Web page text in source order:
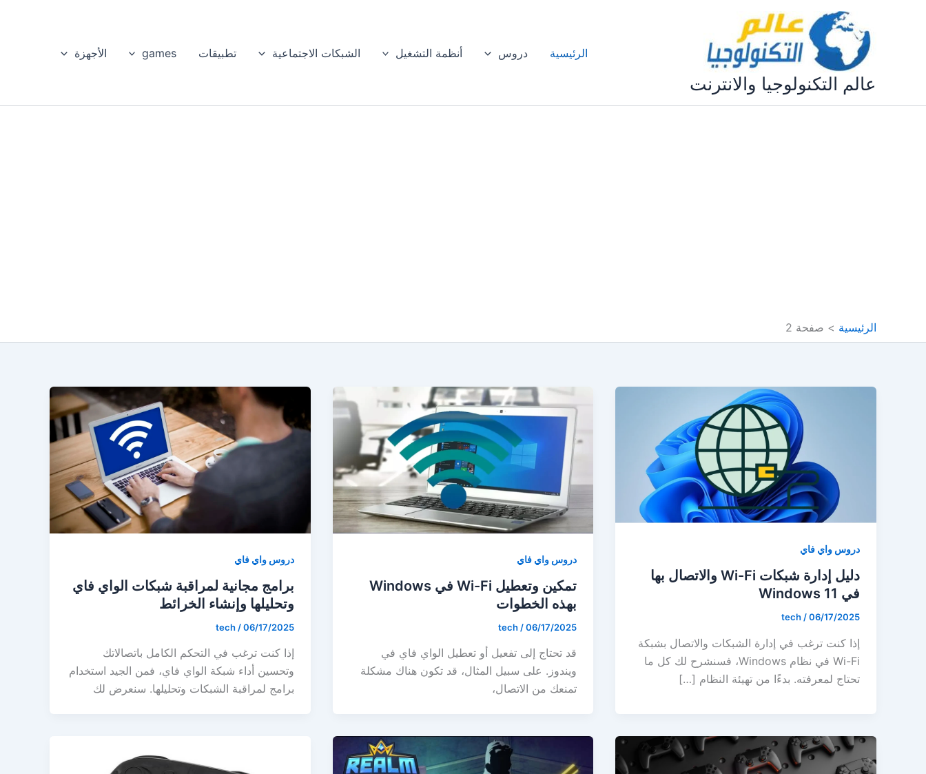
عالم التكنولوجيا والانترنت
الرئيسية دروس أنظمة التشغيل الشبكات الاجتماعية تطبيقات games الأجهزة
الرئيسية صفحة 2
دروس واي فاي
دليل إدارة شبكات Wi-Fi والاتصال بها
في Windows 11
tech /06/17/2025
إذا كنت ترغب في إدارة الشبكات والاتصال بشبكة
Wi-Fi في نظام Windows، فسنشرح لك كل ما
تحتاج لمعرفته. بدءًا من تهيئة النظام […]
دروس واي فاي
تمكين وتعطيل Wi-Fi في Windows
بهذه الخطوات
tech /06/17/2025
قد تحتاج إلى تفعيل أو تعطيل الواي فاي في
ويندوز. على سبيل المثال، قد تكون هناك مشكلة
تمنعك من الاتصال،
دروس واي فاي
برامج مجانية لمراقبة شبكات الواي فاي
وتحليلها وإنشاء الخرائط
tech /06/17/2025
إذا كنت ترغب في التحكم الكامل باتصالاتك
وتحسين أداء شبكة الواي فاي، فمن الجيد استخدام
برامج لمراقبة الشبكات وتحليلها. سنعرض لك